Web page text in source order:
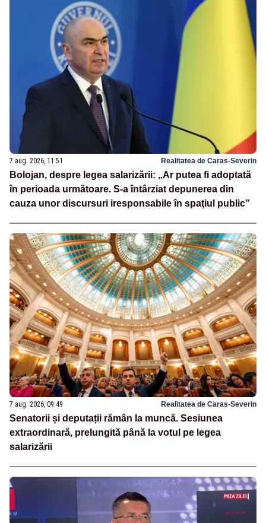
7 aug. 2026, 11:51 Realitatea de Caras-Severin
Bolojan, despre legea salarizării: „Ar putea fi adoptată
în perioada următoare. S-a întârziat depunerea din
cauza unor discursuri iresponsabile în spaţiul public”
7 aug. 2026, 09:49 Realitatea de Caras-Severin
Senatorii și deputații rămân la muncă. Sesiunea
extraordinară, prelungită până la votul pe legea
salarizării